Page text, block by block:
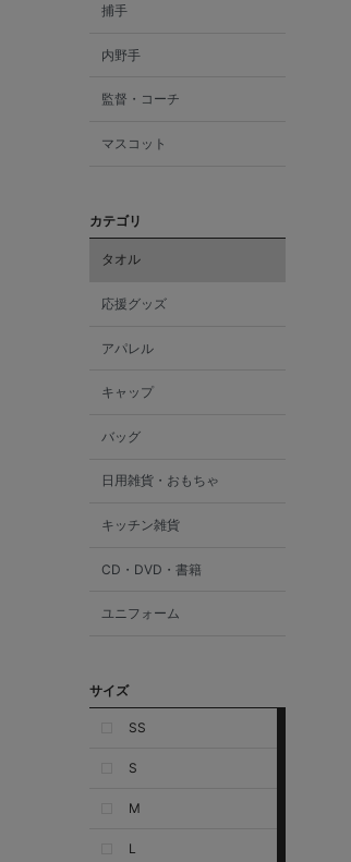
捕手
内野手
監督・コーチ
マスコット
カテゴリ
タオル
応援グッズ
アパレル
キャップ
バッグ
日用雑貨・おもちゃ
キッチン雑貨
CD・DVD・書籍
ユニフォーム
サイズ
SS
S
M
L